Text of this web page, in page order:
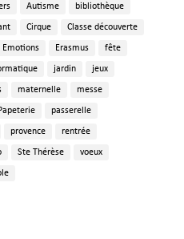
Autisme bibliothèque
Cirque Classe découverte
Emotions Erasmus fête
jardin jeux
maternelle messe
passerelle
provence rentrée
Ste Thérèse voeux